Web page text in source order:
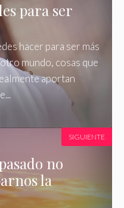
para ser
hacer para ser más
mundo, cosas que
aportan
no
la
SIGUIENTE